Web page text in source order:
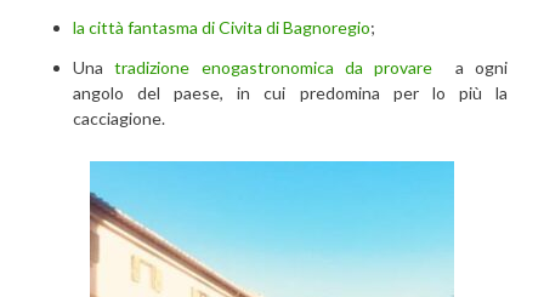
la città fantasma di Civita di Bagnoregio;
Unatradizione enogastronomica da provare a ogni
angolo del paese, in cui predomina per lo più la
cacciagione.